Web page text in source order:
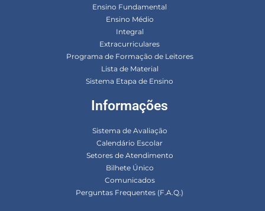
Ensino Fundamental
Ensino Médio
Integral
Extracurriculares
Programa de Formação de Leitores
Lista de Material
Sistema Etapa de Ensino
Informações
Sistema de Avaliação
Calendário Escolar
Setores de Atendimento
Bilhete Único
Comunicados
Perguntas Frequentes (F.A.Q.)